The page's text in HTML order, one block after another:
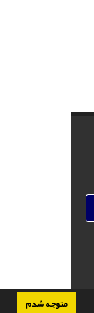
متوجه شدم